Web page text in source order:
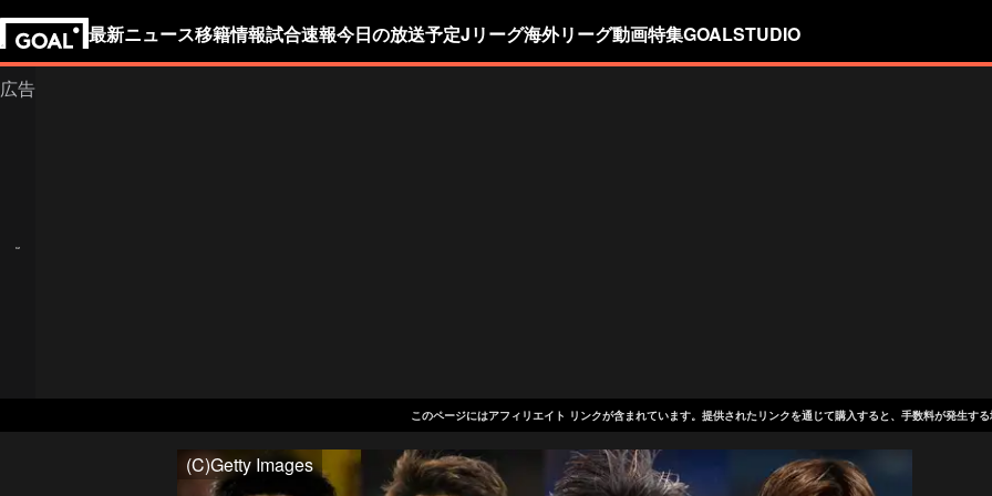
最新ニュース移籍情報試合速報今日の放送予定Jリーグ海外リーグ動画特集GOALSTUDIO
このページにはアフィリエイト リンクが含まれています。提供されたリンクを通じて購入すると、手数料が発生する
(C)Getty Images